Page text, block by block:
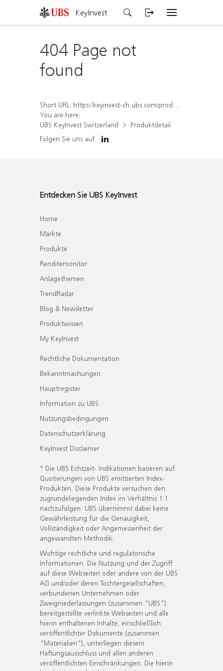
KeyInvest
404 Page not
found
Short URL: https://keyinvest-ch.ubs.com/produkt/detail/index/isin/CH1564689425
You are here:
UBS KeyInvest Switzerland
Produktdetail
Folgen Sie uns auf
Entdecken Sie UBS KeyInvest
Home
Märkte
Produkte
Renditemonitor
Anlagethemen
TrendRadar
Blog & Newsletter
Produktwissen
My KeyInvest
Rechtliche Dokumentation
Bekanntmachungen
Hauptregister
Information zu UBS
Nutzungsbedingungen
Datenschutzerklärung
KeyInvest Disclaimer
* Die UBS Echtzeit- Indikationen basieren auf
Quotierungen von UBS emittierten Index-
Produkten. Diese Produkte versuchen den
zugrundeliegenden Index im Verhältnis 1:1
nachzufolgen. UBS übernimmt dabei keine
Gewährleistung für die Genauigkeit,
Vollständigkeit oder Angemessenheit der
angewandten Methodik.
Wichtige rechtliche und regulatorische
Informationen. Die Nutzung und der Zugriff
auf diese Webseiten oder andere von der UBS
AG und/oder deren Tochtergesellschaften,
verbundenen Unternehmen oder
Zweigniederlassungen (zusammen "UBS")
bereitgestellte verlinkte Webseiten und alle
hierin enthaltenen Inhalte, einschließlich
veröffentlichter Dokumente (zusammen
"Materialien"), unterliegen diesem
Haftungsausschluss und allen anderen
veröffentlichten Einschränkungen. Die hierin